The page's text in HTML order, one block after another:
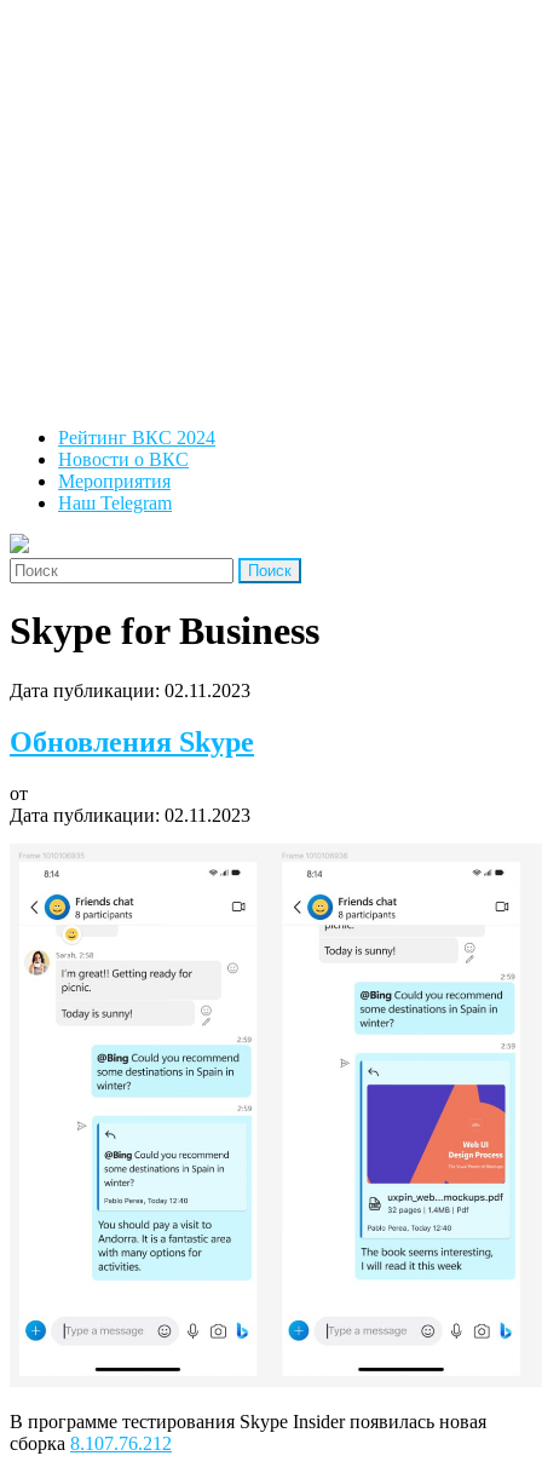
Рейтинг ВКС 2024
Новости о ВКС
Мероприятия
Наш Telegram
'Найти:
Skype for Business
Дата публикации: 02.11.2023
Обновления Skype
от
Дата публикации: 02.11.2023
В программе тестирования Skype Insider появилась новая
сборка 8.107.76.212